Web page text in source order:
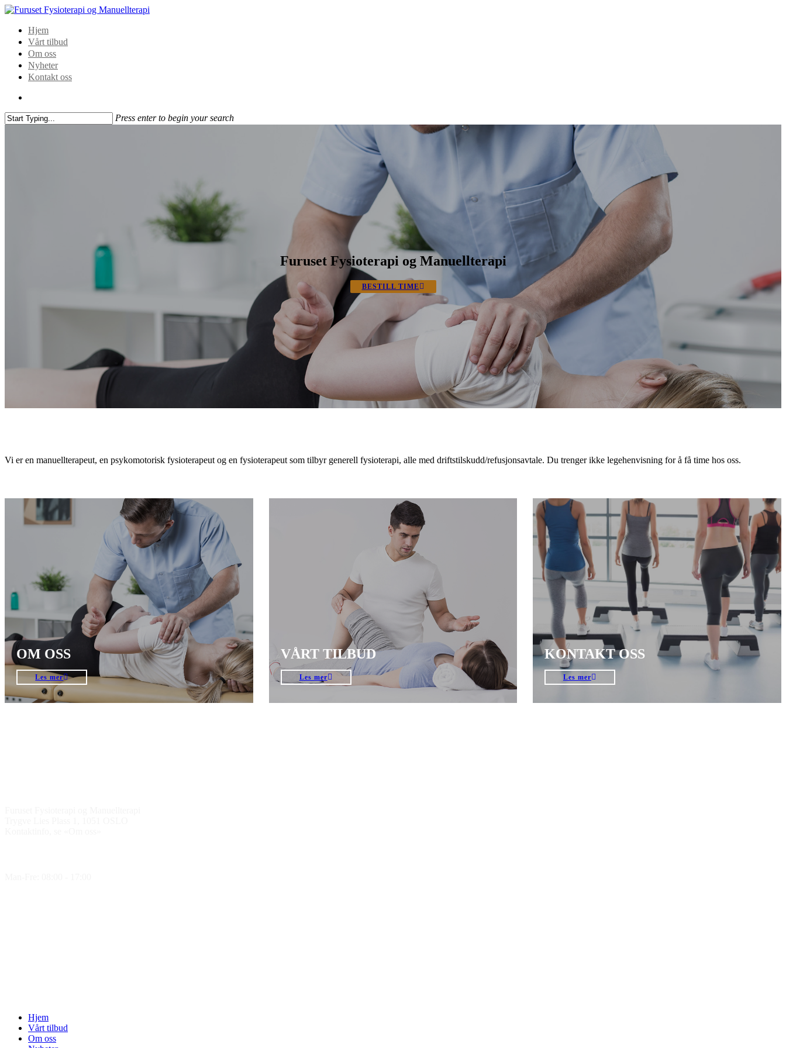
Hjem
Vårt tilbud
Om oss
Nyheter
Kontakt oss
Press enter to begin your search
Furuset Fysioterapi og Manuellterapi
BESTILL TIME
Vi er en manuellterapeut, en psykomotorisk fysioterapeut og en fysioterapeut som tilbyr generell fysioterapi, alle med driftstilskudd/refusjonsavtale. Du trenger ikke legehenvisning for å få time hos oss.
OM OSS
Les mer
VÅRT TILBUD
Les mer
KONTAKT OSS
Les mer
Hjem
Vårt tilbud
Om oss